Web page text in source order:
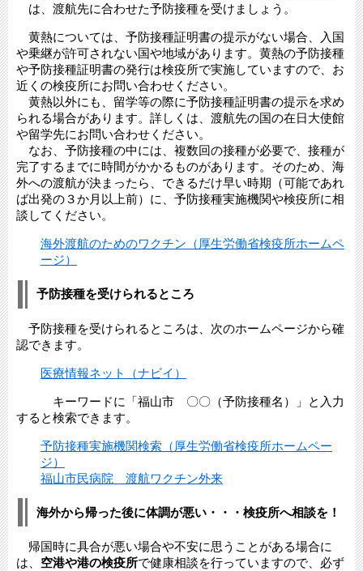
は、渡航先に合わせた予防接種を受けましょう。
黄熱については、予防接種証明書の提示がない場合、入国
や乗継が許可されない国や地域があります。黄熱の予防接種
や予防接種証明書の発行は検疫所で実施していますので、お
近くの検疫所にお問い合わせください。
黄熱以外にも、留学等の際に予防接種証明書の提示を求め
られる場合があります。詳しくは、渡航先の国の在日大使館
や留学先にお問い合わせください。
なお、予防接種の中には、複数回の接種が必要で、接種が
完了するまでに時間がかかるものがあります。そのため、海
外への渡航が決まったら、できるだけ早い時期（可能であれ
ば出発の３か月以上前）に、予防接種実施機関や検疫所に相
談してください。
海外渡航のためのワクチン（厚生労働省検疫所ホームペ
ージ）
予防接種を受けられるところ
予防接種を受けられるところは、次のホームページから確
認できます。
医療情報ネット（ナビイ）
キーワードに「福山市 〇〇（予防接種名）」と入力
すると検索できます。
予防接種実施機関検索（厚生労働省検疫所ホームペー
ジ）
福山市民病院 渡航ワクチン外来
海外から帰った後に体調が悪い・・・検疫所へ相談を！
帰国時に具合が悪い場合や不安に思うことがある場合に
は、 空港や港の検疫所で健康相談を行っていますので、必ず